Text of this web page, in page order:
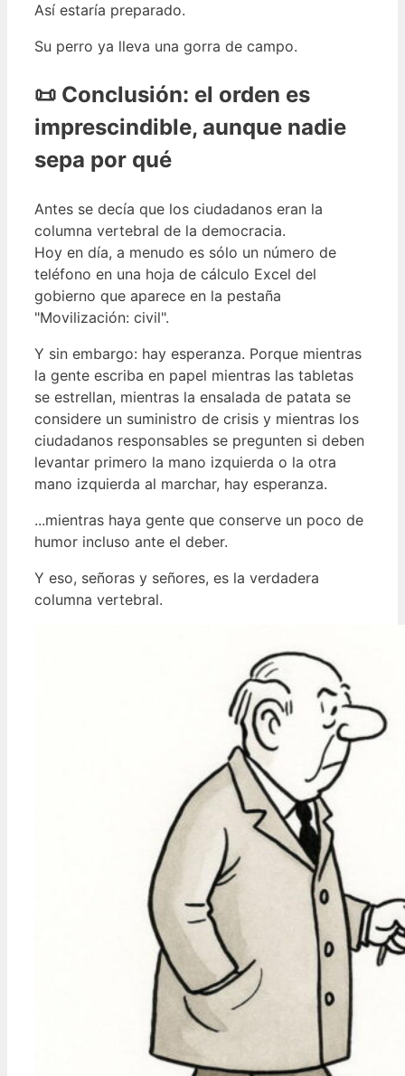
Así estaría preparado.
Su perro ya lleva una gorra de campo.
📜 Conclusión: el orden es
imprescindible, aunque nadie
sepa por qué
Antes se decía que los ciudadanos eran la
columna vertebral de la democracia.
Hoy en día, a menudo es sólo un número de
teléfono en una hoja de cálculo Excel del
gobierno que aparece en la pestaña
"Movilización: civil".
Y sin embargo: hay esperanza. Porque mientras
la gente escriba en papel mientras las tabletas
se estrellan, mientras la ensalada de patata se
considere un suministro de crisis y mientras los
ciudadanos responsables se pregunten si deben
levantar primero la mano izquierda o la otra
mano izquierda al marchar, hay esperanza.
...mientras haya gente que conserve un poco de
humor incluso ante el deber.
Y eso, señoras y señores, es la verdadera
columna vertebral.